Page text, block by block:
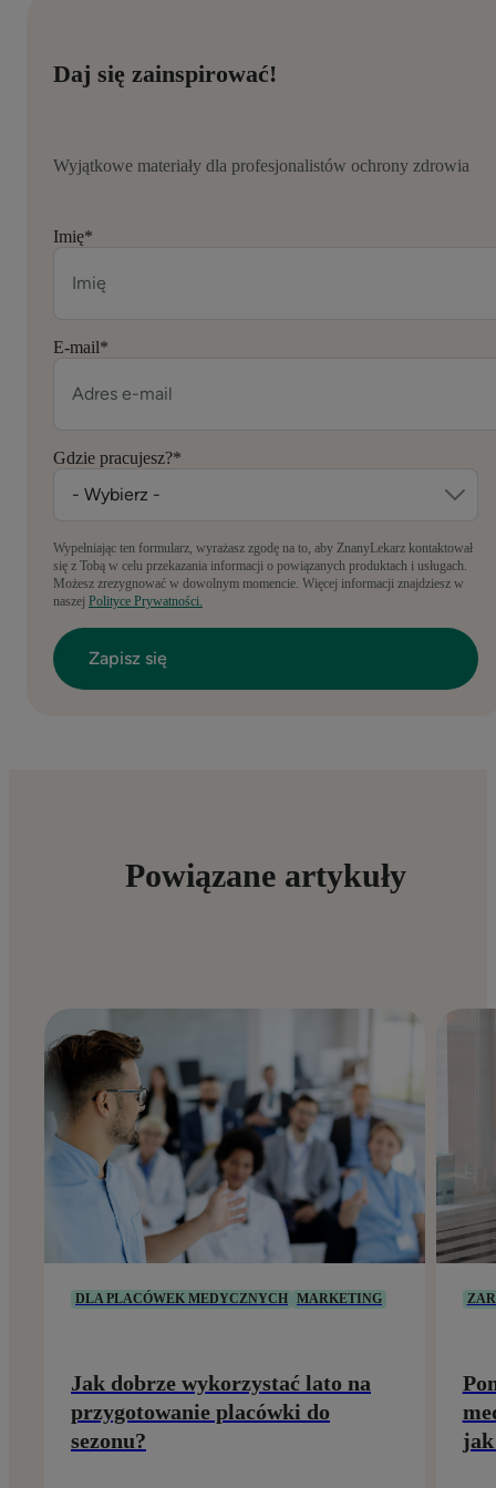
Daj się zainspirować!
Wyjątkowe materiały dla profesjonalistów ochrony zdrowia
Imię*
E-mail*
Gdzie pracujesz?*
Wypełniając ten formularz, wyrażasz zgodę na to, aby ZnanyLekarz kontaktował
się z Tobą w celu przekazania informacji o powiązanych produktach i usługach.
Możesz zrezygnować w dowolnym momencie. Więcej informacji znajdziesz w
naszej Polityce Prywatności.
Powiązane artykuły
DLA PLACÓWEK MEDYCZNYCH MARKETING
Jak dobrze wykorzystać lato na
przygotowanie placówki do
sezonu?
jak